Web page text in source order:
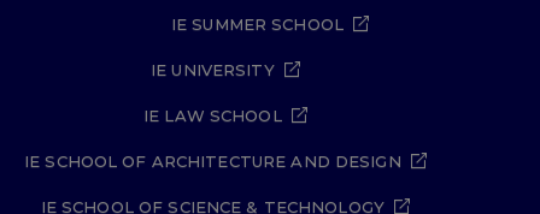
IE SUMMER SCHOOL
IE UNIVERSITY
IE LAW SCHOOL
IE SCHOOL OF ARCHITECTURE AND DESIGN
IE SCHOOL OF SCIENCE & TECHNOLOGY